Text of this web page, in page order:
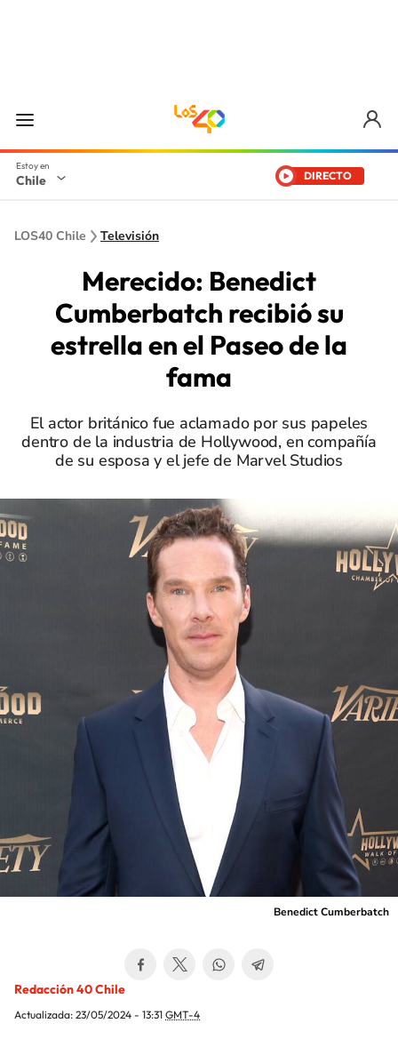
Chile DIRECTO
LOS40 Chile Televisión
Merecido: Benedict
Cumberbatch recibió su
estrella en el Paseo de la
fama
El actor británico fue aclamado por sus papeles
dentro de la industria de Hollywood, en compañía
de su esposa y el jefe de Marvel Studios
Benedict Cumberbatch
Redacción 40 Chile
Actualizada: 23/05/2024 - 13:31 GMT-4